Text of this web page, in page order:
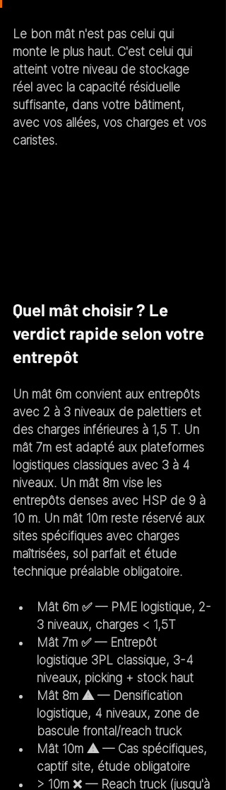
Le bon mât n'est pas celui qui
monte le plus haut. C'est celui qui
atteint votre niveau de stockage
réel avec la capacité résiduelle
suffisante, dans votre bâtiment,
avec vos allées, vos charges et vos
caristes.
Quel mât choisir ? Le
verdict rapide selon votre
entrepôt
Un mât 6m convient aux entrepôts
avec 2 à 3 niveaux de palettiers et
des charges inférieures à 1,5 T. Un
mât 7m est adapté aux plateformes
logistiques classiques avec 3 à 4
niveaux. Un mât 8m vise les
entrepôts denses avec HSP de 9 à
10 m. Un mât 10m reste réservé aux
sites spécifiques avec charges
maîtrisées, sol parfait et étude
technique préalable obligatoire.
Mât 6m ✅ — PME logistique, 2-
3 niveaux, charges < 1,5T
Mât 7m ✅ — Entrepôt
logistique 3PL classique, 3-4
niveaux, picking + stock haut
Mât 8m ⚠️ — Densification
logistique, 4 niveaux, zone de
bascule frontal/reach truck
Mât 10m ⚠️ — Cas spécifiques,
captif site, étude obligatoire
> 10m ❌ — Reach truck (jusqu'à